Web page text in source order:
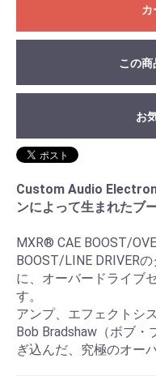
カ
この商
お
Custom Audio
ンによって生まれたブ
MXR® CAE BOOST/
BOOST/LINE DRIVER
に、オーバードライブ
す。
アンプ、エフェクトシ
Bob Bradshaw（ボブ
ぎ込んだ、究極のオー